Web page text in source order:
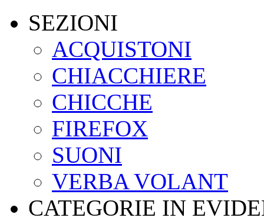
SEZIONI
ACQUISTONI
CHIACCHIERE
CHICCHE
FIREFOX
SUONI
VERBA VOLANT
CATEGORIE IN